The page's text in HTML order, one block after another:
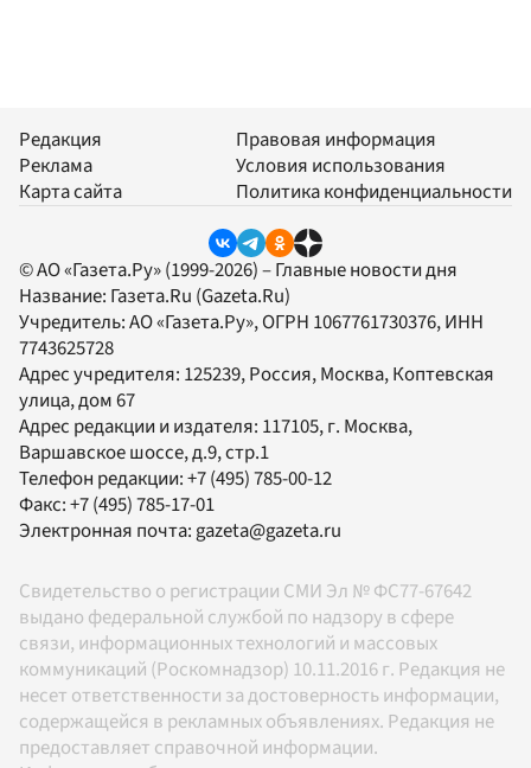
Редакция
Реклама
Карта сайта
Правовая информация
Условия использования
Политика конфиденциальности
© АО «Газета.Ру» (1999-2026) – Главные новости дня
Название: Газета.Ru (Gazeta.Ru)
Учредитель:АО «Газета.Ру», ОГРН 1067761730376, ИНН
7743625728
Адрес учредителя: 125239, Россия, Москва, Коптевская
улица, дом 67
Адрес редакции и издателя: 117105, г. Москва,
Варшавское шоссе, д.9, стр.1
Телефон редакции:+7 (495) 785-00-12
Факс:+7 (495) 785-17-01
Электронная почта:gazeta@gazeta.ru
Свидетельство о регистрации СМИ Эл № ФС77-67642
выдано федеральной службой по надзору в сфере
связи, информационных технологий и массовых
коммуникаций (Роскомнадзор) 10.11.2016 г. Редакция не
несет ответственности за достоверность информации,
содержащейся в рекламных объявлениях. Редакция не
предоставляет справочной информации.